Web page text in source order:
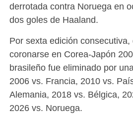
derrotada contra Noruega en
dos goles de Haaland.
Por sexta edición consecutiva,
coronarse en Corea-Japón
brasileño fue eliminado por
2006 vs. Francia, 2010 vs.
Alemania, 2018 vs. Bélgica,
2026 vs. Noruega.